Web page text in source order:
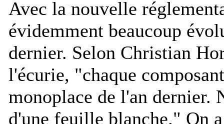
Avec la nouvelle
évidemment beaucoup
dernier. Selon Christian
l'écurie, "chaque
monoplace de l'an dernier.
d'une feuille blanche." On